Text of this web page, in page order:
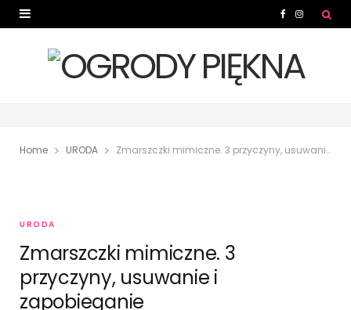
c
o
I
s
g
Home URODA Zmarszczki mimiczne. 3 przyczyny, usuwanie i zapobieganie
URODA
Zmarszczki mimiczne. 3
przyczyny, usuwanie i
zapobieganie